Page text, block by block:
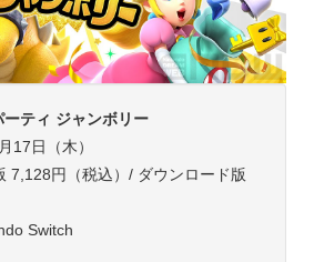
ティ ジャンボリー
17日（木）
7,128円（税込）/ ダウンロード版
Switch